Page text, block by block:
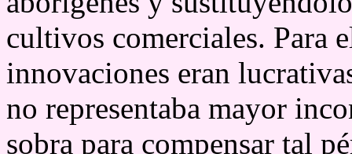
cultivos comerciales. Para
innovaciones eran
no representaba mayor
sobra para compensar tal